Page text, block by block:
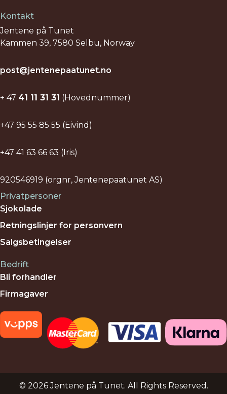
Kontakt
Jentene på Tunet
Kammen 39, 7580 Selbu, Norway
post@jentenepaatunet.no
+ 47 41 11 31 31 (Hovednummer)
+47 95 55 85 55 (Eivind)
+47 41 63 66 63 (Iris)
920546919 (orgnr, Jentenepaatunet AS)
Privatpersoner
Sjokolade
Retningslinjer for personvern
Salgsbetingelser
Bedrift
Bli forhandler
Firmagaver
© 2026 Jentene på Tunet. All Rights Reserved.